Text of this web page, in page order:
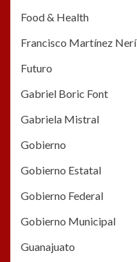
Food & Health
Francisco Martínez Nerí
Futuro
Gabriel Boric Font
Gabriela Mistral
Gobierno
Gobierno Estatal
Gobierno Federal
Gobierno Municipal
Guanajuato